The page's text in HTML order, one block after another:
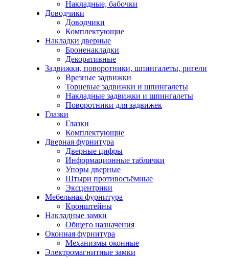
Накладные, бабочки
Доводчики
Доводчики
Комплектующие
Накладки дверные
Броненакладки
Декоративные
Задвижки, поворотники, шпингалеты, ригели
Врезные задвижки
Торцевые задвижки и шпингалеты
Накладные задвижки и шпингалеты
Поворотники для задвижек
Глазки
Глазки
Комплектующие
Дверная фурнитура
Дверные цифры
Информационные таблички
Упоры дверные
Штыри противосъёмные
Эксцентрики
Мебельная фурнитура
Кронштейны
Накладные замки
Общего назначения
Оконная фурнитура
Механизмы оконные
Электромагнитные замки